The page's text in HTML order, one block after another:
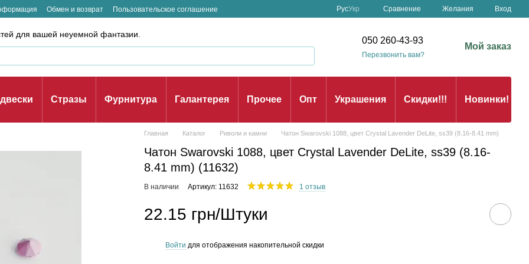
Обмен и возврат
Пользовательское соглашение
РусУкр Сравнение Желания Вход
для вашей неуемной фантазии.
050 260-43-93
Перезвонить вам?
Мой заказ
Стразы Фурнитура Галантерея Прочее Опт Украшения Скидки!!! Новинки!
Главная Каталог Риволи и камни Чатон Swarovski 1088, цвет Crystal Lavender DeLite, ss39 (8.16-8.41 mm)
Чатон Swarovski 1088, цвет Crystal Lavender DeLite, ss39 (8.16-
8.41 mm) (11632)
В наличии Артикул: 11632 1 отзыв
22.15 грн/Штуки
Войти для отображения накопительной скидки